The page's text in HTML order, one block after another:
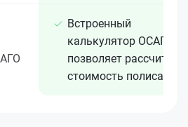
Встроенный
калькулятор ОСАГО
позволяет рассчитать
стоимость полиса